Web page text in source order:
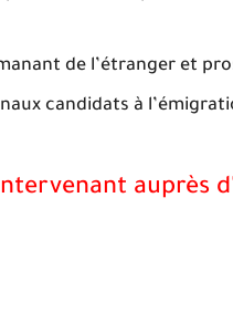
de l’étranger et
candidats à
auprès